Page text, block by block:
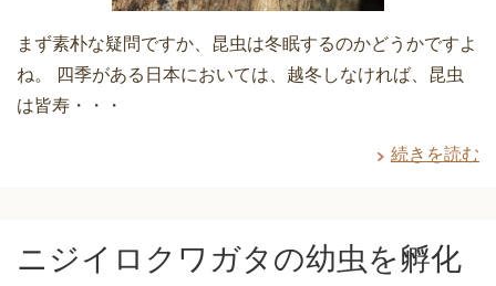
まず素朴な疑問ですか、昆虫は冬眠するのかどうかですよ
ね。 四季がある日本においては、越冬しなければ、昆虫
は皆寿・・・
続きを読む
ニジイロクワガタの幼虫を孵化